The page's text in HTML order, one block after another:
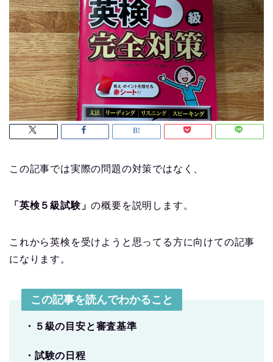
この記事では実際の問題の対策ではなく、
「英検５級試験」の概要を説明します。
これから英検を受けようと思ってる方に向けての記事
になります。
この記事を読んでわかること
・５級の目安と審査基準
・試験の日程